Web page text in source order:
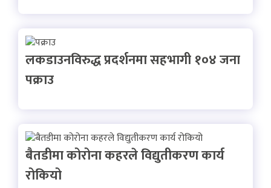
लकडाउनविरुद्ध प्रदर्शनमा सहभागी १०४ जना
पक्राउ
बैतडीमा कोरोना कहरले विद्युतीकरण कार्य
रोकियो